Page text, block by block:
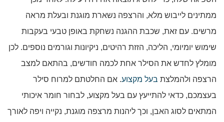
ממתינים לייבוש מלא, והרצפה נשארת מוגנת ובעלת מראה
מרשים. עם זאת, שכבת ההגנה נשחקת באופן טבעי בעקבות
שימוש יומיומי, הליכה, הזזת רהיטים, ניקיונות וגורמים נוספים. לכן
מומלץ לחדש את הסילר אחת לכמה חודשים, בהתאם למצב
הרצפה ולהמלצת בעל מקצוע. אם החלטתם למרוח סילר
בעצמכם, כדאי להתייעץ עם בעל מקצוע, לבחור חומר איכותי
המתאים לסוג האבן, וכך ליהנות מרצפה מוגנת, נקייה ויפה לאורך